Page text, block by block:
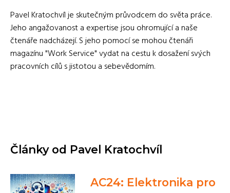
Pavel Kratochvíl je skutečným průvodcem do světa práce.
Jeho angažovanost a expertise jsou ohromující a naše
čtenáře nadcházejí. S jeho pomocí se mohou čtenáři
magazínu "Work Service" vydat na cestu k dosažení svých
pracovních cílů s jistotou a sebevědomím.
Články od Pavel Kratochvíl
AC24: Elektronika pro